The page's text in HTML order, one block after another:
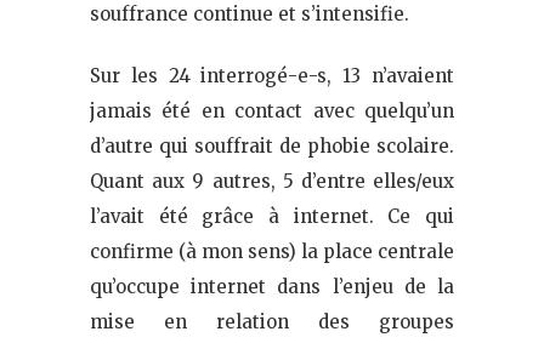
souffrance continue et s’intensifie.
Sur les 24 interrogé-e-s, 13 n’avaient
jamais été en contact avec quelqu’un
d’autre qui souffrait de phobie scolaire.
Quant aux 9 autres, 5 d’entre elles/eux
l’avait été grâce à internet. Ce qui
confirme (à mon sens) la place centrale
qu’occupe internet dans l’enjeu de la
mise en relation des groupes